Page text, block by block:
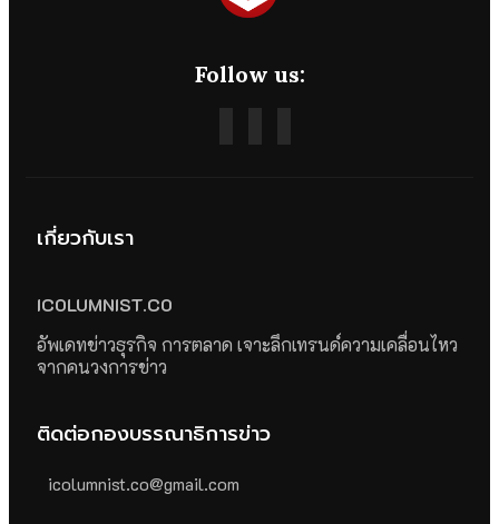
Follow us:
เกี่ยวกับเรา
ICOLUMNIST.CO
อัพเดทข่าวธุรกิจ การตลาด เจาะลึกเทรนด์ความเคลื่อนไหว
จากคนวงการข่าว
ติดต่อกองบรรณาธิการข่าว
icolumnist.co@gmail.com